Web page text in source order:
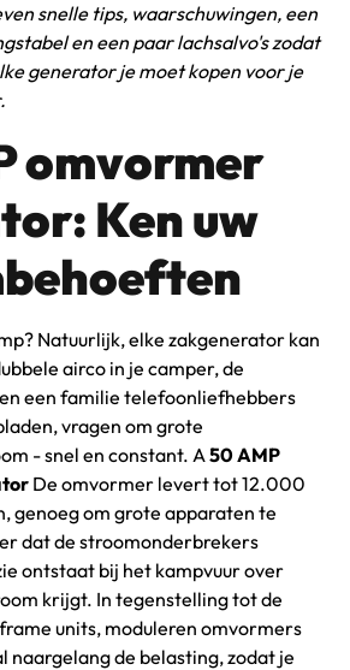
snelle tips, waarschuwingen, een
en een paar lachsalvo's zodat
generator je moet kopen voor je
omvormer
Ken uw
Natuurlijk, elke zakgenerator kan
airco in je camper, de
een familie telefoonliefhebbers
vragen om grote
- snel en constant. A 50 AMP
De omvormer levert tot 12.000
genoeg om grote apparaten te
dat de stroomonderbrekers
ontstaat bij het kampvuur over
krijgt. In tegenstelling tot de
units, moduleren omvormers
de belasting, zodat je